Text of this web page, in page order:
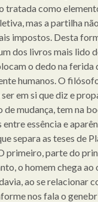
tratada como
mas a partilha
impostos. Desta
dos livros mais lido
o dedo na ferida
humanos. O
em si que diz e
de mudança, tem na
essência e
separa as teses de
primeiro, parte do
o homem chega ao
ao se relacionar
nos fala o